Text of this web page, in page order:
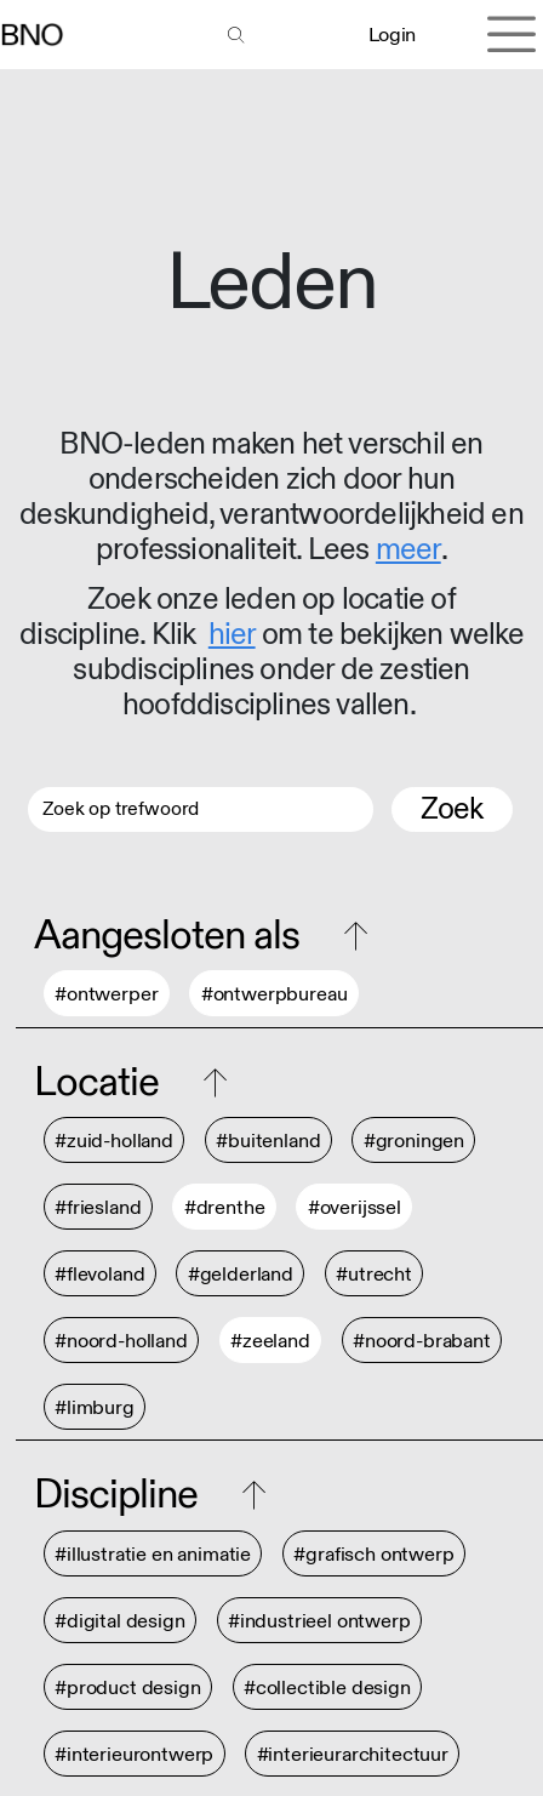
Login
Leden
BNO-leden maken het verschil en
onderscheiden zich door hun
deskundigheid, verantwoordelijkheid en
professionaliteit. Lees meer.
Zoek onze leden op locatie of
discipline. Klik hierom te bekijken welke
subdisciplines onder de zestien
hoofddisciplines vallen.
Zoek
Aangesloten als
#ontwerper #ontwerpbureau
Locatie
#zuid-holland #buitenland #groningen
#friesland #drenthe #overijssel
#flevoland #gelderland #utrecht
#noord-holland #zeeland #noord-brabant
#limburg
Discipline
#illustratie en animatie #grafisch ontwerp
#digital design #industrieel ontwerp
#product design #collectible design
#interieurontwerp #interieurarchitectuur